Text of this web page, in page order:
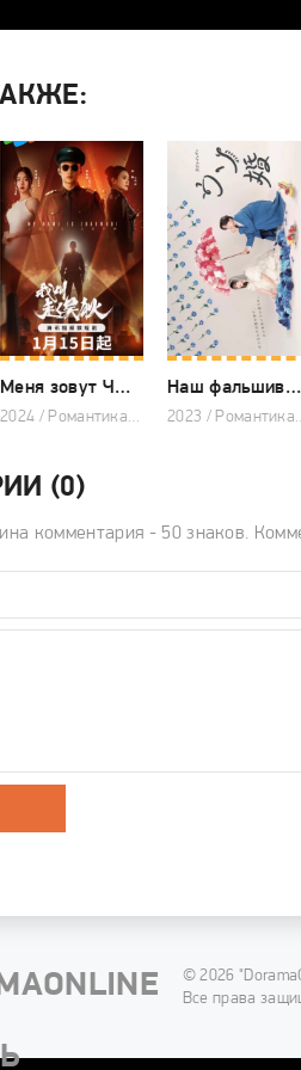
Меня зовут Чжао У Ди
2024 / Романтика, Триллер, Драма, Китайские дорамы
Наш фальшивый брак
2023 /
(0)
комментария - 50 знаков.
© 2026
Все права